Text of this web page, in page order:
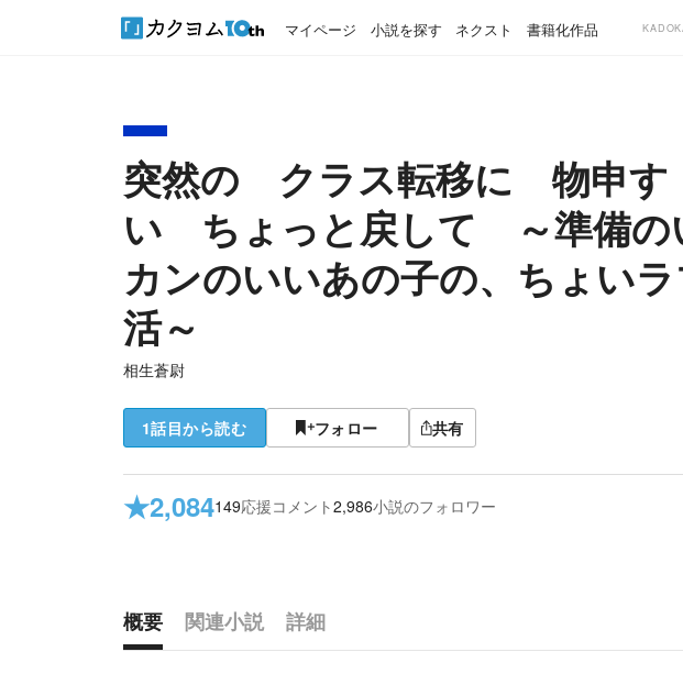
マイページ 小説を探す ネクスト 書籍化作品
突然の クラス転移に 物申
い ちょっと戻して ～準備の
カンのいいあの子の、ちょい
活～
相生蒼尉
1話目から読む フォロー 共有
★2,084149応援コメント2,986小説のフォロワー
概要 関連小説
詳細